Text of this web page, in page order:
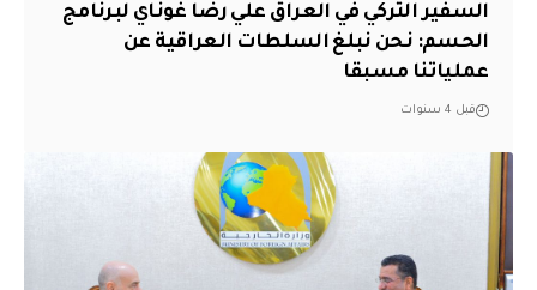
السفير التركي في العراق علي رضا غوناي لبرنامج
الحسم: نحن نبلغ السلطات العراقية عن
عملياتنا مسبقا
قبل 4 سنوات